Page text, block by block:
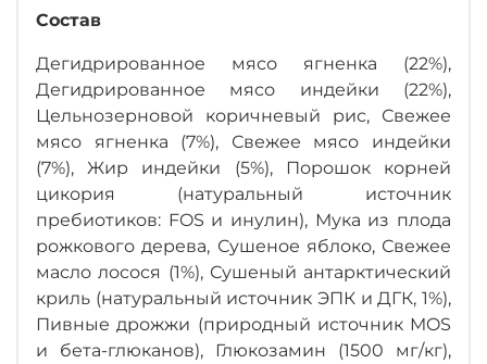
Состав
Дегидрированное мясо ягненка (22%),
Дегидрированное мясо индейки (22%),
Цельнозерновой коричневый рис, Свежее
мясо ягненка (7%), Свежее мясо индейки
(7%), Жир индейки (5%), Порошок корней
цикория (натуральный источник
пребиотиков: FOS и инулин), Мука из плода
рожкового дерева, Сушеное яблоко, Свежее
масло лосося (1%), Сушеный антарктический
криль (натуральный источник ЭПК и ДГК, 1%),
Пивные дрожжи (природный источник MOS
и бета-глюканов), Глюкозамин (1500 мг/кг),